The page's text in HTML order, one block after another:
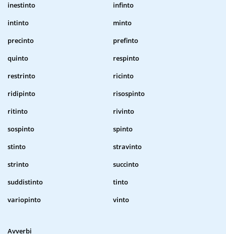
inestinto
infinto
intinto
minto
precinto
prefinto
quinto
respinto
restrinto
ricinto
ridipinto
risospinto
ritinto
rivinto
sospinto
spinto
stinto
stravinto
strinto
succinto
suddistinto
tinto
variopinto
vinto
Avverbi